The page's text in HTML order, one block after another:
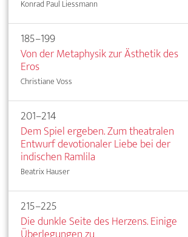
Konrad Paul Liessmann
185–199
Von der Metaphysik zur Ästhetik des
Eros
Christiane Voss
201–214
Dem Spiel ergeben. Zum theatralen
Entwurf devotionaler Liebe bei der
indischen Ramlila
Beatrix Hauser
215–225
Die dunkle Seite des Herzens. Einige